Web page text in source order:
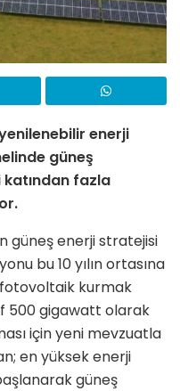
enerji
güneş
katından fazla
güneş enerji stratejisi
bu 10 yılın ortasına
kurmak
500 gigawatt olarak
için yeni mevzuatla
en yüksek enerji
güneş